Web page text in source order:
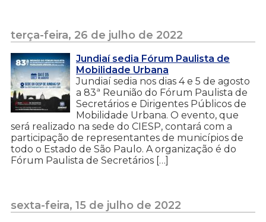
terça-feira, 26 de julho de 2022
Jundiaí sedia Fórum Paulista de
Mobilidade Urbana
Jundiaí sedia nos dias 4 e 5 de agosto
a 83ª Reunião do Fórum Paulista de
Secretários e Dirigentes Públicos de
Mobilidade Urbana. O evento, que
será realizado na sede do CIESP, contará com a
participação de representantes de municípios de
todo o Estado de São Paulo. A organização é do
Fórum Paulista de Secretários […]
sexta-feira, 15 de julho de 2022